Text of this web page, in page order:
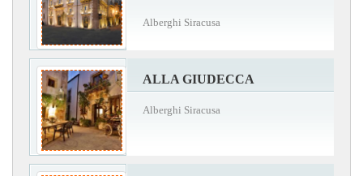
Alberghi Siracusa
ALLA GIUDECCA
Alberghi Siracusa